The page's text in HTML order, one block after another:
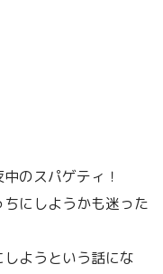
のスパゲティ！
にしようかも迷った
ようという話にな